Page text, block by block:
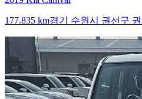
177.835 km경기 수원시 권선구